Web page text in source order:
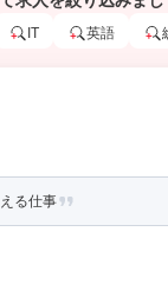
IT 英語
る仕事